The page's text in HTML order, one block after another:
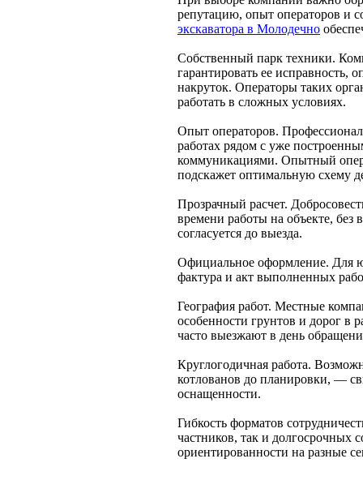
репутацию, опыт операторов и
экскаватора в Молодечно
Собственный парк техники.
гарантировать ее исправность,
накруток. Операторы таких
работать в сложных условиях.
Опыт операторов.
работах рядом с уже
коммуникациями. Опытный
подскажет оптимальную схему
Прозрачный расчет.
времени работы на объекте, без
согласуется до выезда.
Официальное оформление. Для
фактура и акт выполненных
География работ. Местные
особенности грунтов и дорог в
часто выезжают в день
Круглогодичная работа.
котлованов до планировки, —
оснащенности.
Гибкость форматов
частников, так и долгосрочных
ориентированности на разные